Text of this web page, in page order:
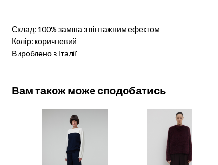
Склад: 100% замша з вінтажним ефектом
Колір: коричневий
Вироблено в Італії
Вам також може сподобатись